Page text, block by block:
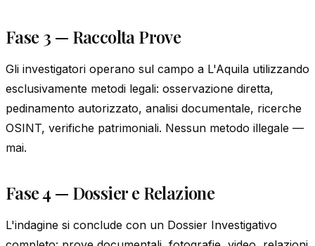
Fase 3 — Raccolta Prove
Gli investigatori operano sul campo a L'Aquila utilizzando
esclusivamente metodi legali: osservazione diretta,
pedinamento autorizzato, analisi documentale, ricerche
OSINT, verifiche patrimoniali. Nessun metodo illegale —
mai.
Fase 4 — Dossier e Relazione
L'indagine si conclude con un Dossier Investigativo